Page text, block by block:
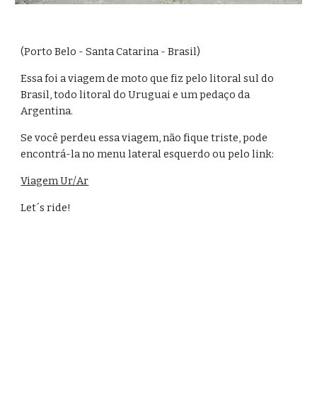
(Porto Belo - Santa Catarina - Brasil)
Essa foi a viagem de moto que fiz pelo litoral sul do
Brasil, todo litoral do Uruguai e um pedaço da
Argentina.
Se você perdeu essa viagem, não fique triste, pode
encontrá-la no menu lateral esquerdo ou pelo link:
Viagem Ur/Ar
Let´s ride!